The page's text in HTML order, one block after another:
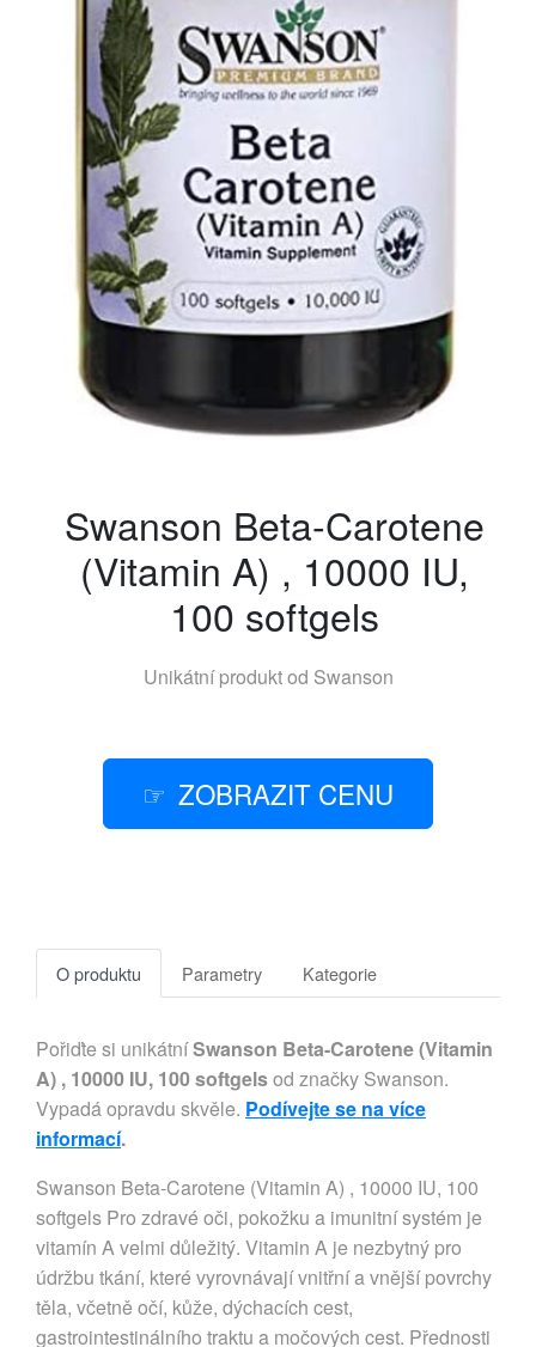
Swanson Beta-Carotene
(Vitamin A) , 10000 IU,
100 softgels
Unikátní produkt od Swanson
ZOBRAZIT CENU
O produktu Parametry Kategorie
Pořiďte si unikátníSwanson Beta-Carotene (Vitamin
A) , 10000 IU, 100 softgelsod značky Swanson.
Vypadá opravdu skvěle. Podívejte se na více
informací.
Swanson Beta-Carotene (Vitamin A) , 10000 IU, 100
softgels Pro zdravé oči, pokožku a imunitní systém je
vitamín A velmi důležitý. Vitamin A je nezbytný pro
údržbu tkání, které vyrovnávají vnitřní a vnější povrchy
těla, včetně očí, kůže, dýchacích cest,
gastrointestinálního traktu a močových cest. Přednosti